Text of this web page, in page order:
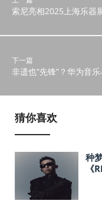
索尼亮相2025上海乐器
下一篇
非遗也“先锋”？华为音
猜你喜欢
种
《